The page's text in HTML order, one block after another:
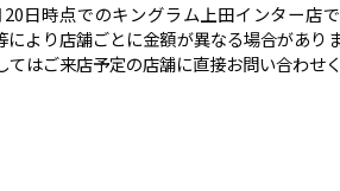
日時点でのキングラム上田インター店
により店舗ごとに金額が異なる場合があり
はご来店予定の店舗に直接お問い合わせく